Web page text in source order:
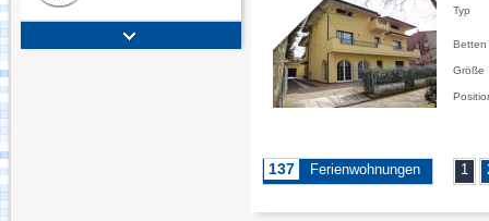
Adriatic Golf Club
Typ
Betten
Größe
137 Ferienwohnungen 1